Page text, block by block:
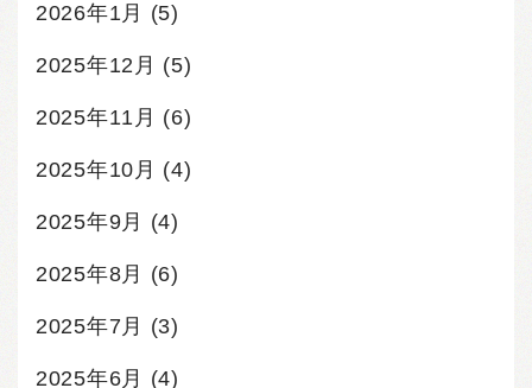
2026年1月 (5)
2025年12月 (5)
2025年11月 (6)
2025年10月 (4)
2025年9月 (4)
2025年8月 (6)
2025年7月 (3)
2025年6月 (4)